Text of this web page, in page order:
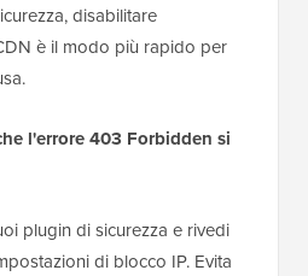
disabilitare
è il modo più rapido per
l'errore 403 Forbidden si
plugin di sicurezza e rivedi
di blocco IP. Evita